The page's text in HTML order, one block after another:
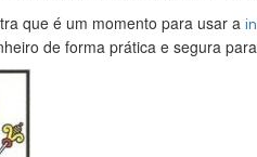
que é um momento para usar a
de forma prática e segura